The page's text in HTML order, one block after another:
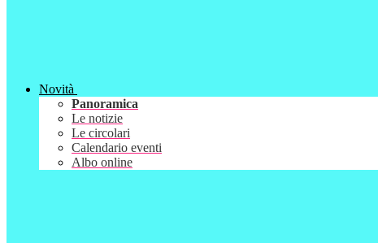
Novità
Panoramica
Le notizie
Le circolari
Calendario eventi
Albo online